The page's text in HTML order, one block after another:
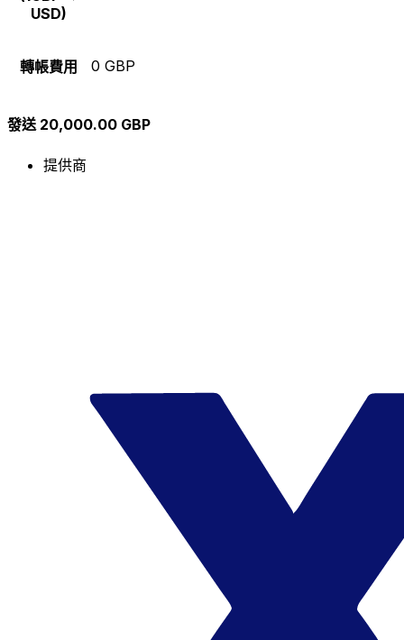
USD)
轉帳費用 0 GBP
發送 20,000.00 GBP
提供商